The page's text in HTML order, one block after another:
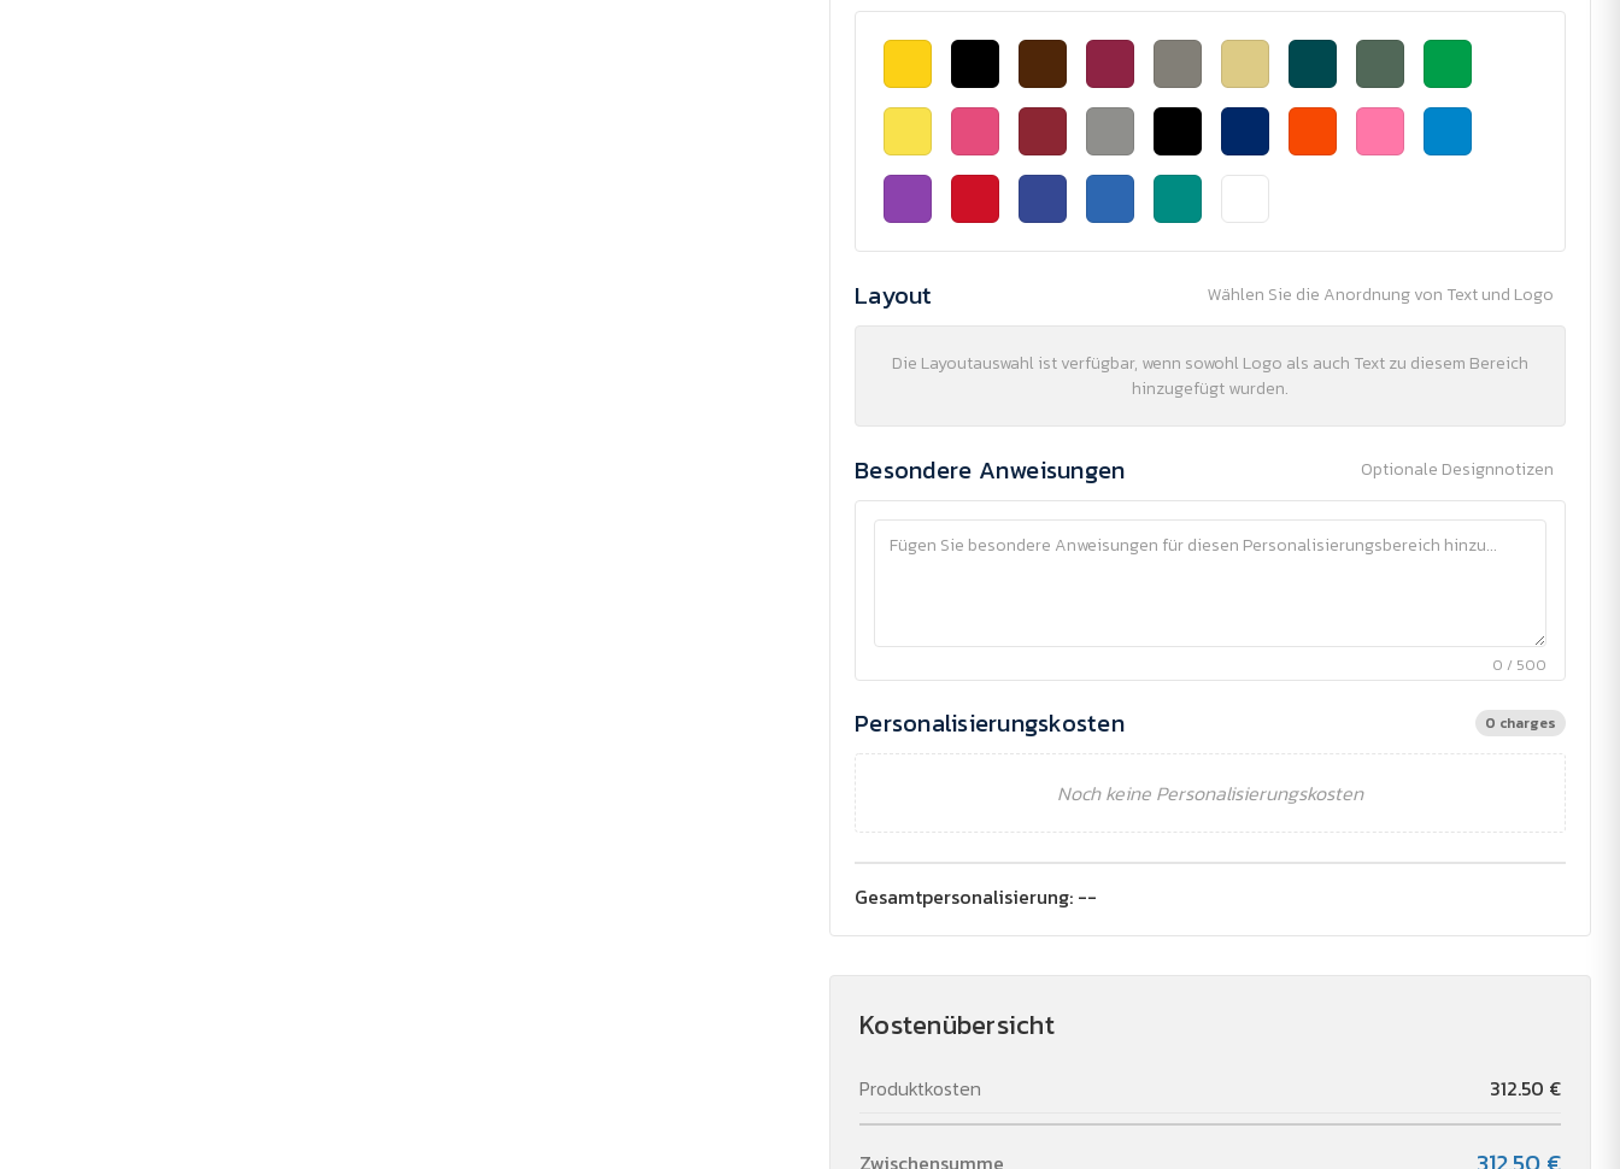
Layout Wählen Sie die Anordnung von Text und Logo
Die Layoutauswahl ist verfügbar, wenn sowohl Logo als auch Text zu diesem Bereich
hinzugefügt wurden.
Besondere Anweisungen Optionale Designnotizen
0 / 500
Personalisierungskosten 0 charges
Noch keine Personalisierungskosten
Gesamtpersonalisierung: --
Kostenübersicht
Produktkosten 312.50 €
Zwischensumme